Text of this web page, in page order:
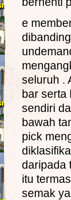
e
seluruh .
bar serta
sendiri
bawah
pick
daripada
itu
semak